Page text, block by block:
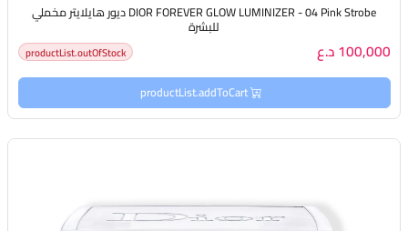
DIOR FOREVER GLOW LUMINIZER - 04 Pink Strobe ديور هايلايتر مخملي
للبشرة
100,000 د.ع productList.outOfStock
productList.addToCart